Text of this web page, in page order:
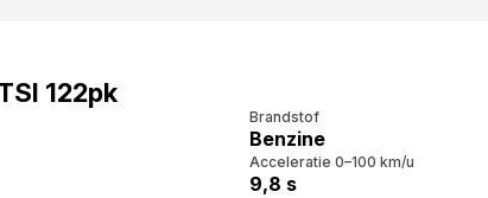
122pk
Brandstof
Benzine
Acceleratie 0–100 km/u
9,8 s